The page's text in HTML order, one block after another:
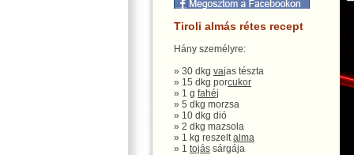
Tiroli almás rétes recept
Hány személyre:
» 30 dkg vajas tészta
» 15 dkg porcukor
» 1 g fahéj
» 5 dkg morzsa
» 10 dkg dió
» 2 dkg mazsola
» 1 kg reszeltalma
» 1 tojás sárgája